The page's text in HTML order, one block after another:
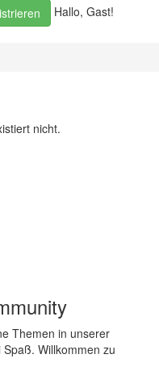
Hallo, Gast!
nicht.
Themen in unserer
Willkommen zu